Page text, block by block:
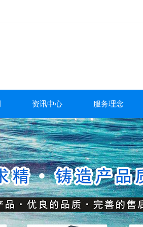
资讯中心
公司新闻
行业新闻
泵阀百科
服务理念
服务流程
售后政策
质量承诺
包装运输